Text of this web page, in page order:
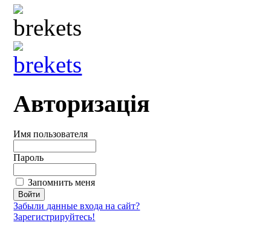
Авторизація
Имя пользователя
Пароль
Запомнить меня
Забыли данные входа на сайт?
Зарегистрируйтесь!